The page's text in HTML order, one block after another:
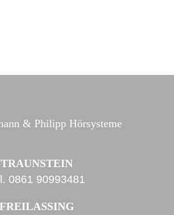
TRAUNSTEIN
0861 90993481
FREILASSING